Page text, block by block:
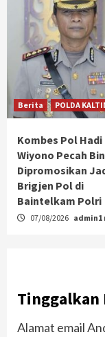
Berita POLDA
Kombes Pol Hadi
Wiyono Pecah
Dipromosikan
Brigjen Pol di
Baintelkam Polri
07/08/2026 admin1
Tinggalkan
Alamat email